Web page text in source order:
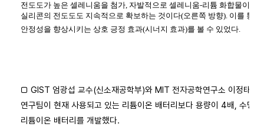
전도도가 높은 셀레니움을 첨가, 자발적으로 셀레니움-리튬 화합물이 실
실리콘의 전도도도 지속적으로 확보하는 것이다(오른쪽 방향). 이를 통
안정성을 향상시키는 상호 긍정 효과(시너지 효과)를 볼 수 있었다.
□ GIST 엄광섭 교수(신소재공학부)와 MIT 전자공학연구소 이정태 박
연구팀이 현재 사용되고 있는 리튬이온 배터리보다 용량이 4배, 수명
리튬이온 배터리를 개발했다.